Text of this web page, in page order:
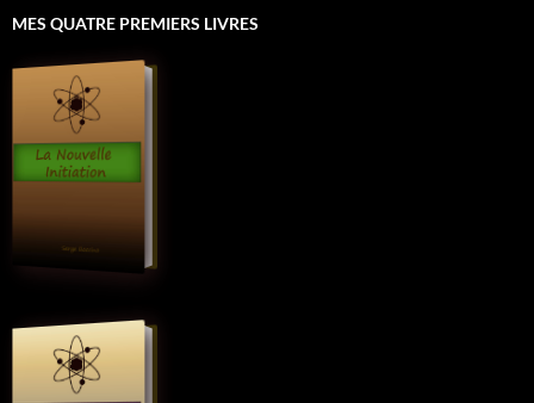
MES QUATRE PREMIERS LIVRES